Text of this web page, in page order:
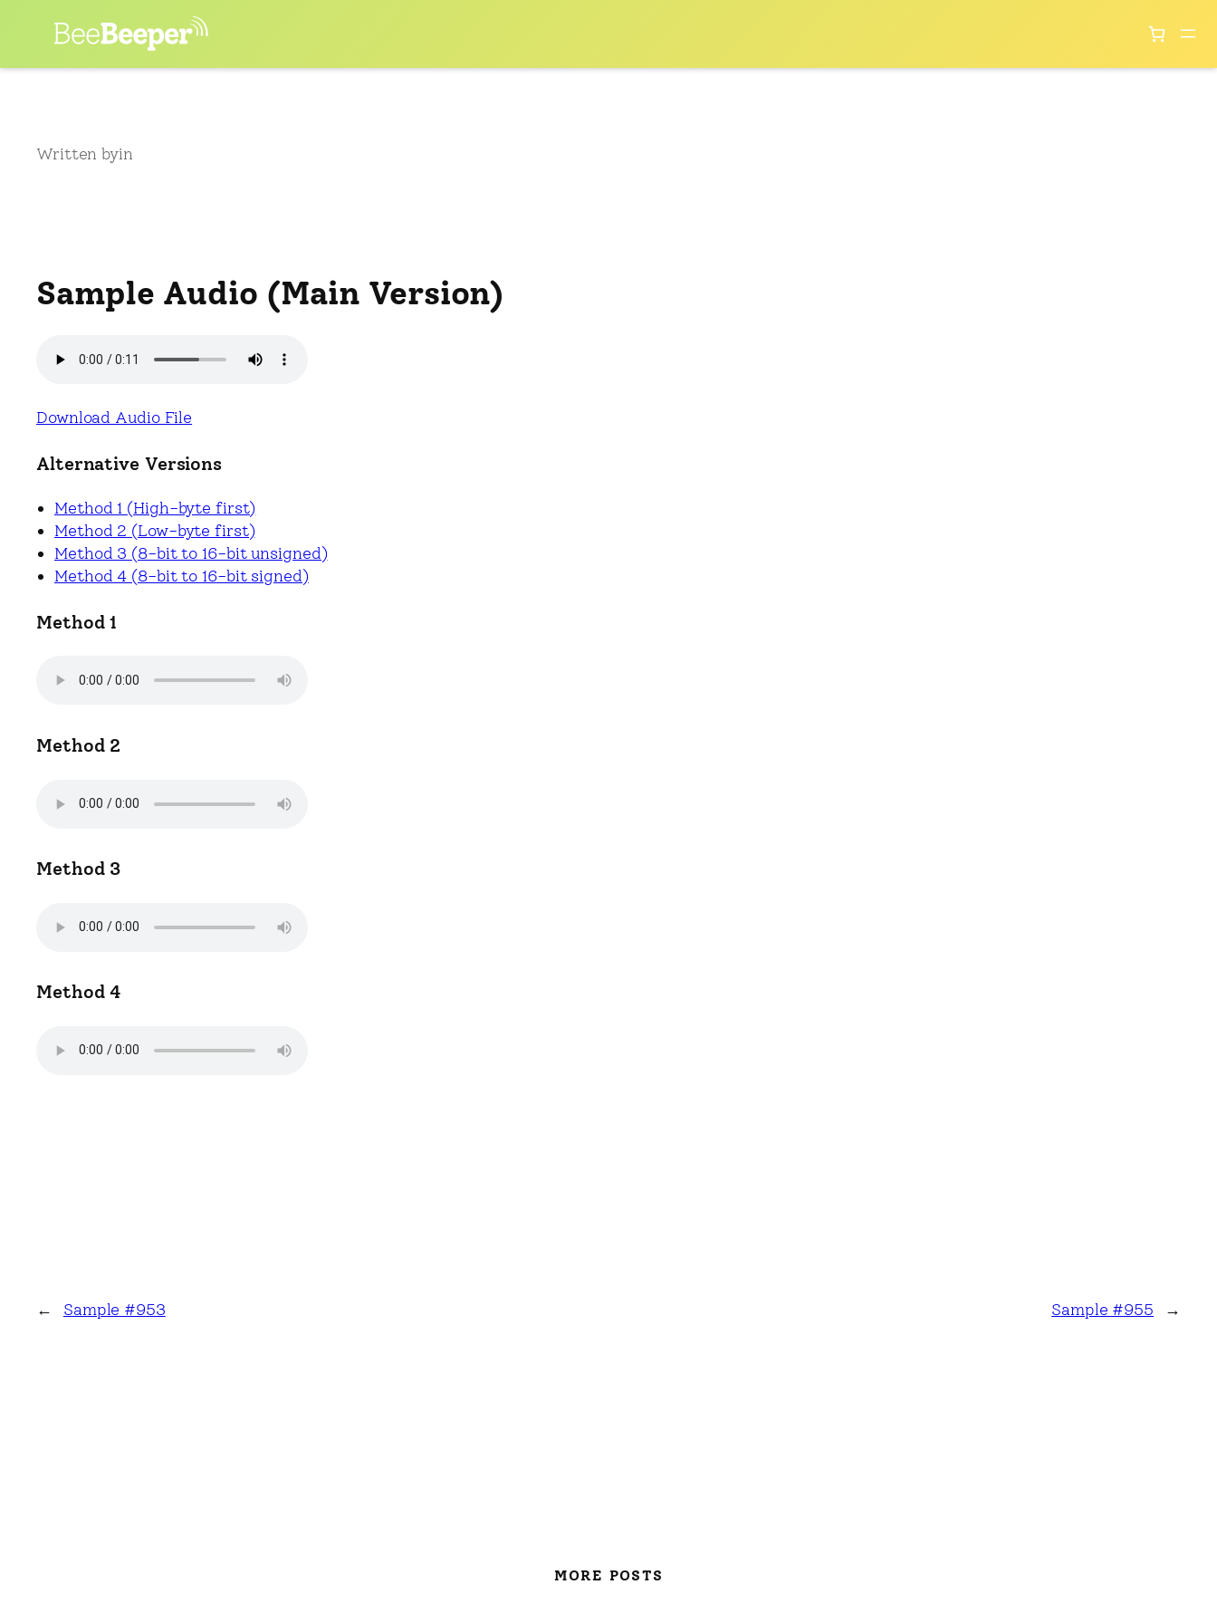
Skip
Written byin
Sample Audio (Main Version)
Download Audio File
Alternative Versions
Method 1 (High-byte first)
Method 2 (Low-byte first)
Method 3 (8-bit to 16-bit unsigned)
Method 4 (8-bit to 16-bit signed)
Method 1
Method 2
Method 3
Method 4
← Sample #953 Sample #955 →
MORE POSTS